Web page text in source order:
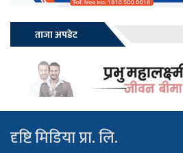
ताजा अपडेट
दृष्टि मिडिया प्रा. लि.